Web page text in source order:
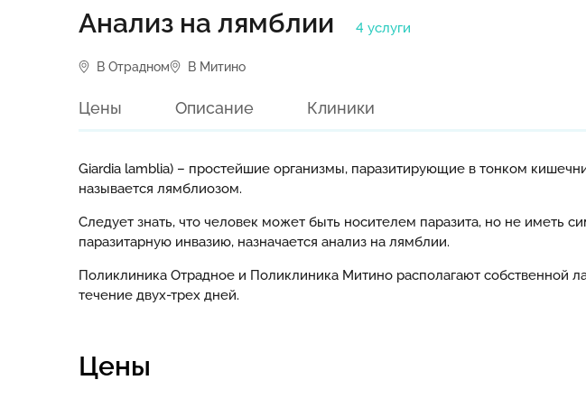
Анализ на лямблии 4 услуги
В Отрадном В Митино
Цены Описание Клиники
Giardia lamblia) – простейшие организмы, паразитирующие в тонком
называется лямблиозом.
Следует знать, что человек может быть носителем паразита, но не иметь
паразитарную инвазию, назначается анализ на лямблии.
Поликлиника Отрадное и Поликлиника Митино располагают собственной
течение двух-трех дней.
Цены